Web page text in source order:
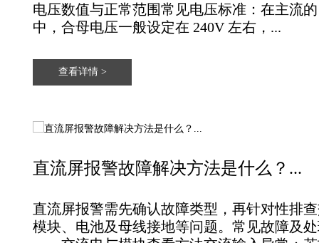
电压数值与正常范围‌常见电压标准‌：在主流
中，‌合母电压一般设定在 240V 左右‌，...
查看详情 >
直流屏报警故障解决方法是什么？...
直流屏报警需先确认故障类型，再针对性排
模块、电池及母线接地等问题‌。常见故障及